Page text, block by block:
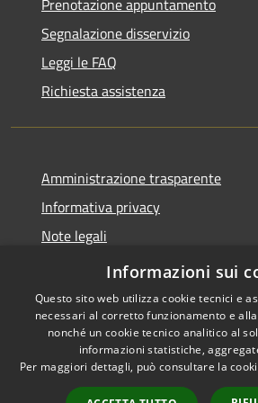
Prenotazione appuntamento
Segnalazione disservizio
Leggi le FAQ
Richiesta assistenza
Amministrazione trasparente
Informativa privacy
Note legali
Dichiarazione di accessibilità
Accessibilità
Informazioni sui
Questo sito web utilizza cookie tecnici e
necessari al corretto funzionamento e
nonché un cookie tecnico analitico al
informazioni statistiche,
Per maggiori dettagli, può consultare la